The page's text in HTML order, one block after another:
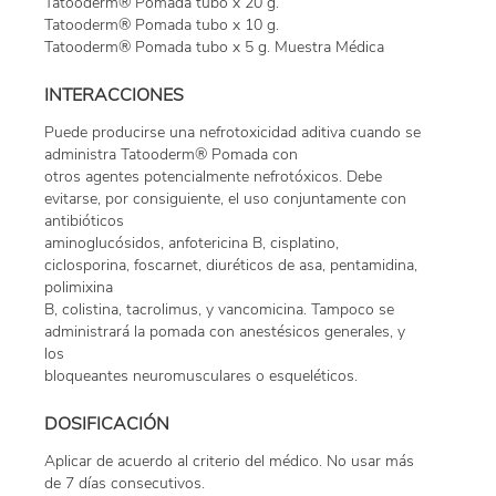
Tatooderm® Pomada tubo x 10 g.
Tatooderm® Pomada tubo x 5 g. Muestra Médica
INTERACCIONES
Puede producirse una nefrotoxicidad aditiva cuando se
administra Tatooderm® Pomada con
otros agentes potencialmente nefrotóxicos. Debe
evitarse, por consiguiente, el uso conjuntamente con
antibióticos
aminoglucósidos, anfotericina B, cisplatino,
ciclosporina, foscarnet, diuréticos de asa, pentamidina,
polimixina
B, colistina, tacrolimus, y vancomicina. Tampoco se
administrará la pomada con anestésicos generales, y
los
bloqueantes neuromusculares o esqueléticos.
DOSIFICACIÓN
Aplicar de acuerdo al criterio del médico. No usar más
de 7 días consecutivos.